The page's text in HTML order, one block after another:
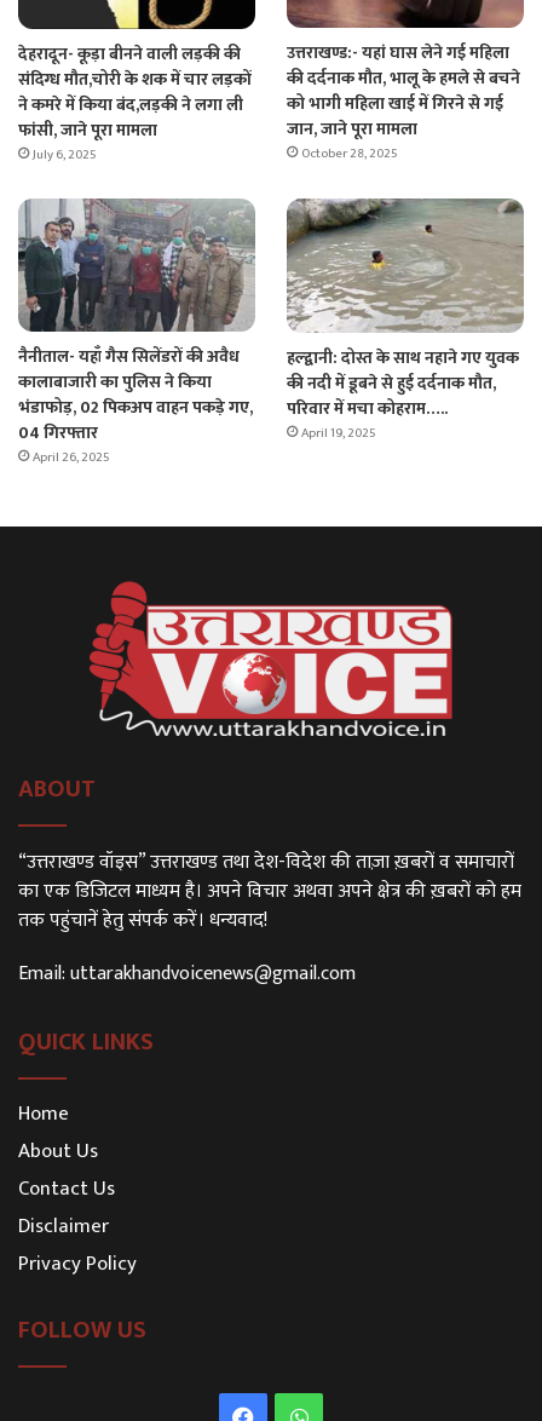
देहरादून- कूड़ा बीनने वाली लड़की की
संदिग्ध मौत,चोरी के शक में चार लड़कों
ने कमरे में किया बंद,लड़की ने लगा ली
फांसी, जाने पूरा मामला
July 6, 2025
उत्तराखण्ड:- यहां घास लेने गई महिला
की दर्दनाक मौत, भालू के हमले से बचने
को भागी महिला खाई में गिरने से गई
जान, जाने पूरा मामला
October 28, 2025
नैनीताल- यहाँ गैस सिलेंडरों की अवैध
कालाबाजारी का पुलिस ने किया
भंडाफोड़, 02 पिकअप वाहन पकड़े गए,
04 गिरफ्तार
April 26, 2025
हल्द्वानी: दोस्त के साथ नहाने गए युवक
की नदी में डूबने से हुई दर्दनाक मौत,
परिवार में मचा कोहराम…..
April 19, 2025
ABOUT
“उत्तराखण्ड वॉइस” उत्तराखण्ड तथा देश-विदेश की ताज़ा ख़बरों व समाचारों
का एक डिजिटल माध्यम है। अपने विचार अथवा अपने क्षेत्र की ख़बरों को हम
तक पहुंचानें हेतु संपर्क करें। धन्यवाद!
Email:uttarakhandvoicenews@gmail.com
QUICK LINKS
Home
About Us
Contact Us
Disclaimer
Privacy Policy
FOLLOW US